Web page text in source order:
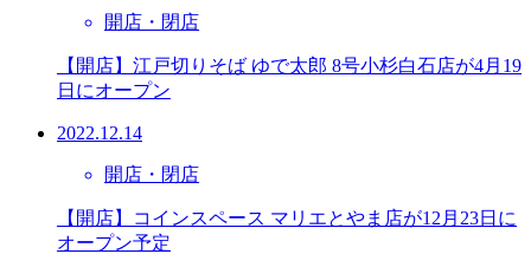
開店・閉店
【開店】江戸切りそば ゆで太郎 8号小杉白石店が4月19
日にオープン
2022.12.14
開店・閉店
【開店】コインスペース マリエとやま店が12月23日に
オープン予定